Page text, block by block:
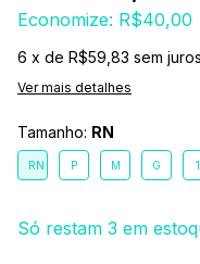
Economize: R$40,00
6 x de R$59,83 sem juros
Ver mais detalhes
Tamanho: RN
RN P M G 1
Só restam 3 em